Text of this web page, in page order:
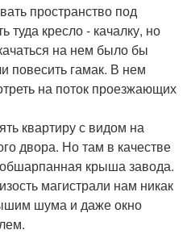
пространство под
туда кресло - качалку, но
на нем было бы
повесить гамак. В нем
на поток проезжающих
квартиру с видом на
двора. Но там в качестве
крыша завода.
магистрали нам никак
шума и даже окно